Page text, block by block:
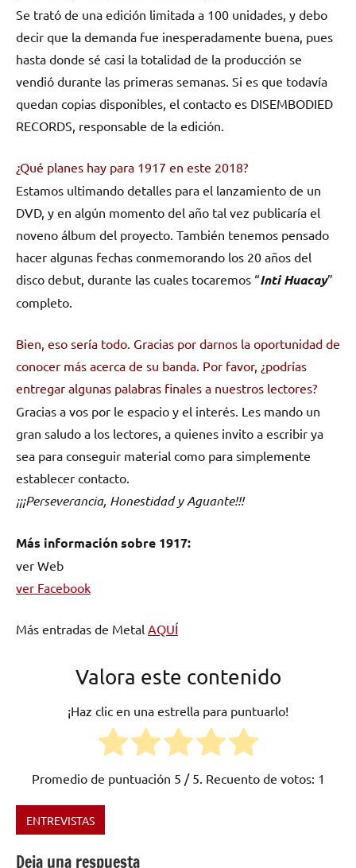
Se trató de una edición limitada a 100 unidades, y debo
decir que la demanda fue inesperadamente buena, pues
hasta donde sé casi la totalidad de la producción se
vendió durante las primeras semanas. Si es que todavía
quedan copias disponibles, el contacto es DISEMBODIED
RECORDS, responsable de la edición.
¿Qué planes hay para 1917 en este 2018?
Estamos ultimando detalles para el lanzamiento de un
DVD, y en algún momento del año tal vez publicaría el
noveno álbum del proyecto. También tenemos pensado
hacer algunas fechas conmemorando los 20 años del
disco debut, durante las cuales tocaremos “Inti Huacay”
completo.
Bien, eso sería todo. Gracias por darnos la oportunidad de
conocer más acerca de su banda. Por favor, ¿podrías
entregar algunas palabras finales a nuestros lectores?
Gracias a vos por le espacio y el interés. Les mando un
gran saludo a los lectores, a quienes invito a escribir ya
sea para conseguir material como para simplemente
establecer contacto.
¡¡¡Perseverancia, Honestidad y Aguante!!!
Más información sobre 1917:
ver Web
ver Facebook
Más entradas de Metal AQUÍ
Valora este contenido
¡Haz clic en una estrella para puntuarlo!
Promedio de puntuación 5 / 5. Recuento de votos: 1
Etiquetado
ENTREVISTAS
Deja una respuesta